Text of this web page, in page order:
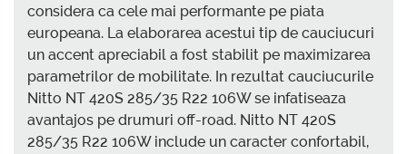
considera ca cele mai performante pe piata
europeana. La elaborarea acestui tip de cauciucuri
un accent apreciabil a fost stabilit pe maximizarea
parametrilor de mobilitate. In rezultat cauciucurile
Nitto NT 420S 285/35 R22 106W se infatiseaza
avantajos pe drumuri off-road. Nitto NT 420S
285/35 R22 106W include un caracter confortabil,